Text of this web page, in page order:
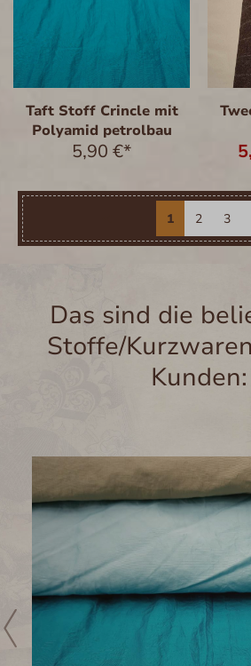
Taft Stoff Crincle mit
Polyamid petrolbau
5,90 €*
1 2 3
Das sind die
Stoffe/
Kunden: